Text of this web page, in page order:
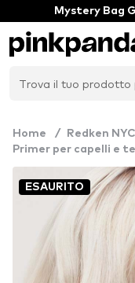
Mystery Bag
Home / Redken NYC
Primer per capelli e
ESAURITO